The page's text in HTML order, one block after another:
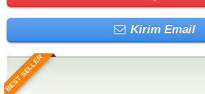
Kirim Email
BEST SELLER